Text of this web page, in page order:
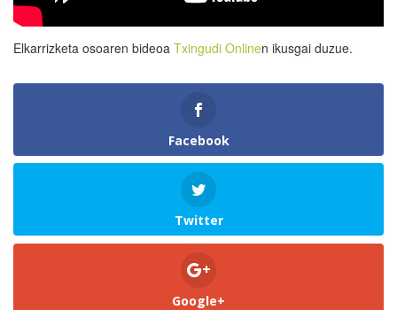
Elkarrizketa osoaren bideoa Txingudi Onlinen ikusgai duzue.
Facebook
Twitter
Google+